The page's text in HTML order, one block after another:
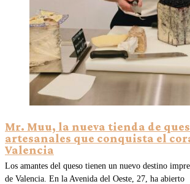
Mr. Muu, la nueva tienda de
artesanales que conquista el
Valencia
Los amantes del queso tienen un nuevo destino
de Valencia. En la Avenida del Oeste, 27, ha abierto